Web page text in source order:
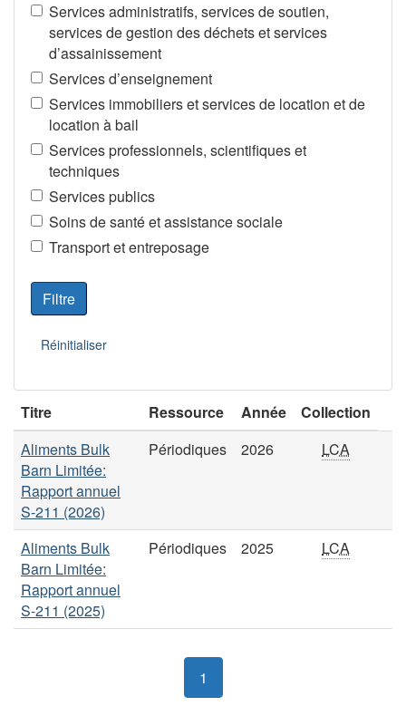
Services administratifs, services de soutien,
services de gestion des déchets et services
d’assainissement
Services d’enseignement
Services immobiliers et services de location et de
location à bail
Services professionnels, scientifiques et
techniques
Services publics
Soins de santé et assistance sociale
Transport et entreposage
Titre Ressource Année
Collection
Aliments Bulk
Barn Limitée:
Rapport annuel
S-211 (2026)
Périodiques 2026 LCA
Aliments Bulk
Barn Limitée:
Rapport annuel
S-211 (2025)
Périodiques 2025 LCA
1